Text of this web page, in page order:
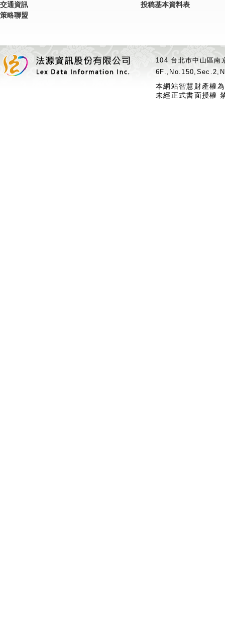
交通資訊
策略聯盟
投稿基本資料表
104 台北市中山區
本網站智慧財產權
未經正式書面授權